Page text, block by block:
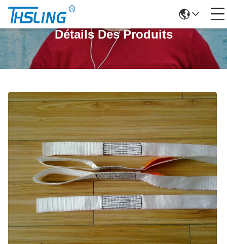
Détails Des Produits